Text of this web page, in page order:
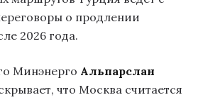
о продлении
2026 года.
Минэнерго Альпарслан
что Москва считается